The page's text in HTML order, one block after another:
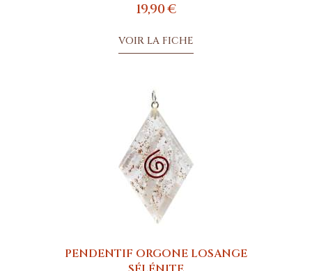
19,90 €
VOIR LA FICHE
PENDENTIF ORGONE LOSANGE